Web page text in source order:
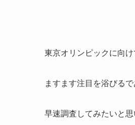
東京オリンピックに向け
ますます注目を浴びる
早速調査してみたいと思